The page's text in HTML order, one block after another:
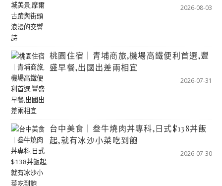
2026-08-03
桃園住宿｜青埔商旅,機場高鐵便利首選,豐
盛早餐,出國出差兩相宜
2026-07-31
台中美食｜叁牛燒肉丼專科,日式$138丼飯
起,就有冰沙小菜吃到飽
2026-07-30